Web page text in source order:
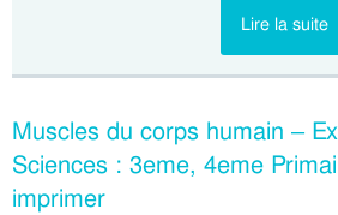
Lire la suite
Muscles du corps humain –
Sciences : 3eme, 4eme
imprimer